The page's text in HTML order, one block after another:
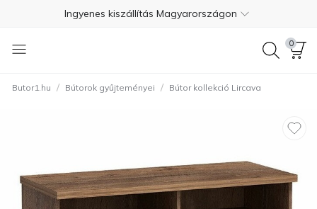
Ingyenes kiszállítás Magyarországon
+36 1 550 7624
Fizetés szállításkor
Ingyenes visszaküldés 365 napon belül
0
Butor1.hu / Bútorok gyűjteményei / Bútor kollekció Lircava